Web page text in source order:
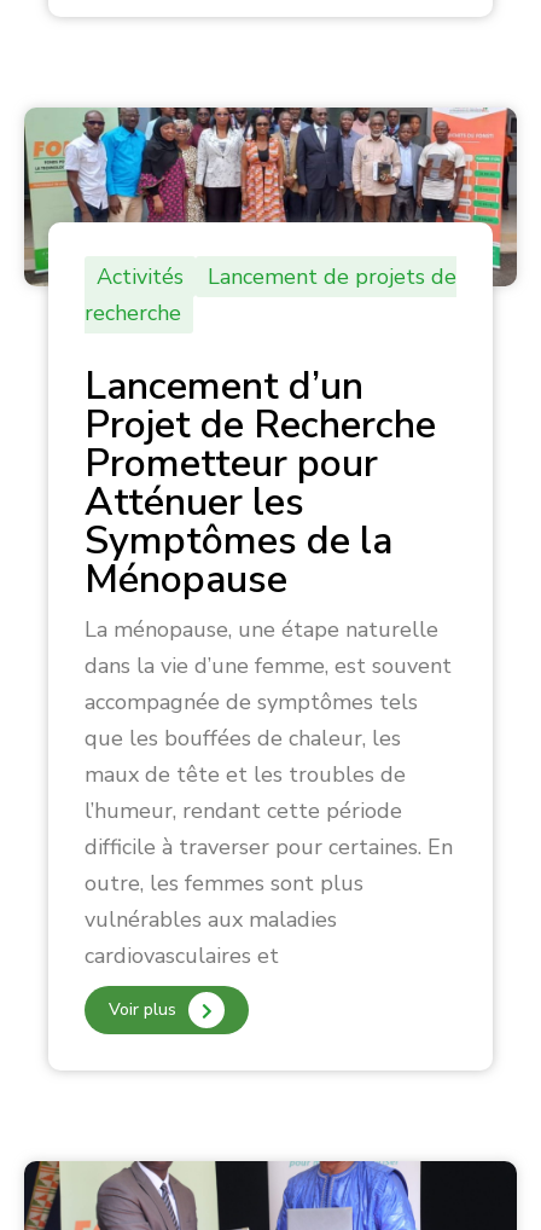
Activités
Lancement de projets de
recherche
Lancement d’un
Projet de Recherche
Prometteur pour
Atténuer les
Symptômes de la
Ménopause
La ménopause, une étape naturelle
dans la vie d’une femme, est souvent
accompagnée de symptômes tels
que les bouffées de chaleur, les
maux de tête et les troubles de
l’humeur, rendant cette période
difficile à traverser pour certaines. En
outre, les femmes sont plus
vulnérables aux maladies
cardiovasculaires et
Voir plus